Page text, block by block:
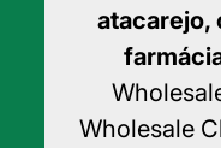
atacarejo,
Wholesale